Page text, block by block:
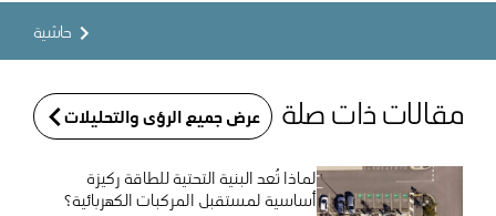
حاشية
مقالات ذات صلة عرض جميع الرؤى والتحليلات
لماذا تُعد البنية التحتية للطاقة ركيزة
أساسية لمستقبل المركبات الكهربائية؟